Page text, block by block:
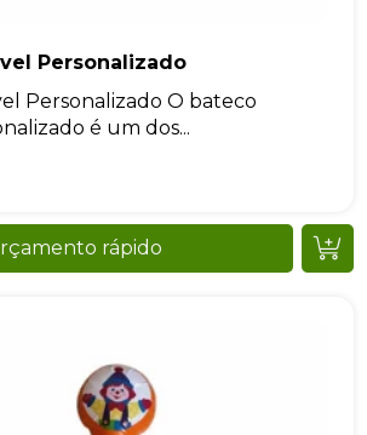
Personalizado
Personalizado O bateco
é um dos...
rápido